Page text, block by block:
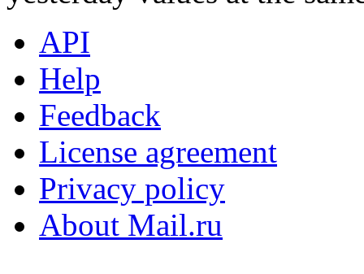
API
Help
Feedback
License agreement
Privacy policy
About Mail.ru